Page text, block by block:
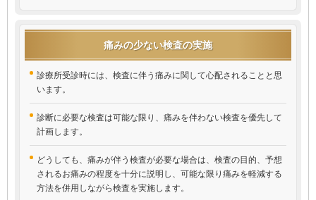
痛みの少ない検査の実施
診療所受診時には、検査に伴う痛みに関して心配されることと思
います。
診断に必要な検査は可能な限り、痛みを伴わない検査を優先して
計画します。
どうしても、痛みが伴う検査が必要な場合は、検査の目的、予想
されるお痛みの程度を十分に説明し、可能な限り痛みを軽減する
方法を併用しながら検査を実施します。